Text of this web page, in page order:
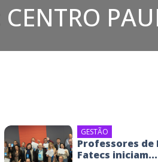
CENTRO
GESTÃO
Professores de
Fatecs iniciam...